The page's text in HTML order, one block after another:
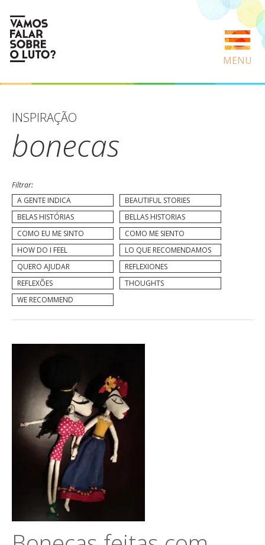
MENU
INSPIRAÇÃO
bonecas
Filtrar:
A GENTE INDICA
BEAUTIFUL STORIES
BELAS HISTÓRIAS
BELLAS HISTORIAS
COMO EU ME SINTO
COMO ME SIENTO
HOW DO I FEEL
LO QUE RECOMENDAMOS
QUERO AJUDAR
REFLEXIONES
REFLEXÕES
THOUGHTS
WE RECOMMEND